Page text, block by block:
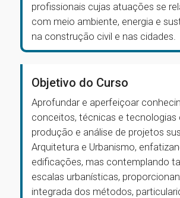
profissionais cujas atuações se
com meio ambiente, energia e
na construção civil e nas cidades.
Objetivo do Curso
Aprofundar e aperfeiçoar
conceitos, técnicas e tecnologias
produção e análise de projetos
Arquitetura e Urbanismo,
edificações, mas contemplando
escalas urbanísticas,
integrada dos métodos,